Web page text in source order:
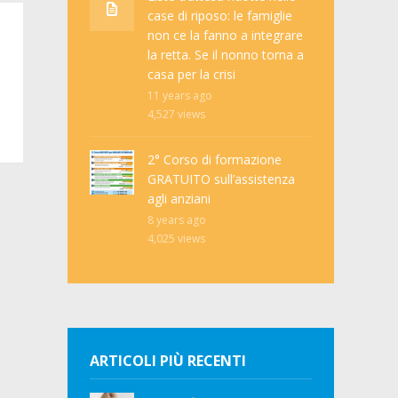
case di riposo: le famiglie
non ce la fanno a integrare
la retta. Se il nonno torna a
casa per la crisi
11 years ago
4,527 views
2° Corso di formazione
GRATUITO sull’assistenza
agli anziani
8 years ago
4,025 views
ARTICOLI PIÙ RECENTI